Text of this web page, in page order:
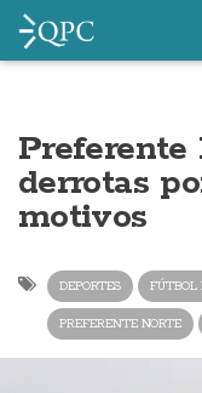
Preferente
derrotas
motivos
DEPORTES FÚTBOL
PREFERENTE NORTE